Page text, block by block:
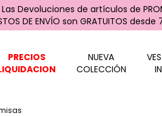
Las Devoluciones de artículos de
DE ENVÍO son GRATUITOS
PRECIOS
NUEVA
COLECCIÓN